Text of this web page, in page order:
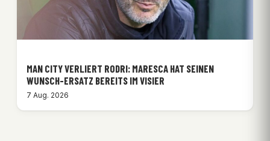
MAN CITY VERLIERT RODRI: MARESCA HAT SEINEN
WUNSCH-ERSATZ BEREITS IM VISIER
7 Aug. 2026